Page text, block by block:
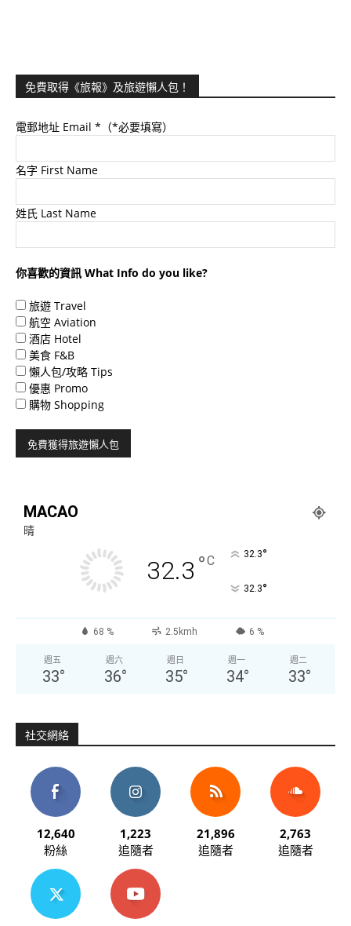
免費取得《旅報》及旅遊懶人包！
電郵地址 Email *（*必要填寫）
名字 First Name
姓氏 Last Name
你喜歡的資訊 What Info do you like?
旅遊 Travel
航空 Aviation
酒店 Hotel
美食 F&B
懶人包/攻略 Tips
優惠 Promo
購物 Shopping
MACAO
晴
32.3 °C 32.3°
32.3°
68 % 2.5kmh 6 %
週五
33°
週六
36°
週日
35°
週一
34°
週二
33°
社交網絡
12,640
粉絲
1,223
追隨者
21,896
追隨者
2,763
追隨者